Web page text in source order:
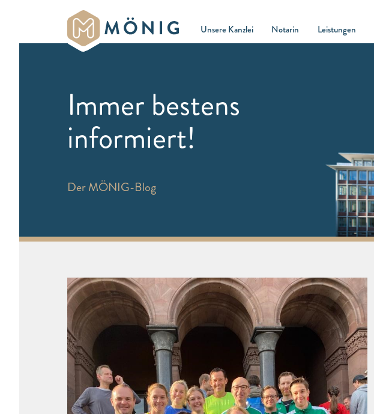
Unsere Kanzlei Notarin Leistungen
Immer bestens
informiert!
Der MÖNIG-Blog